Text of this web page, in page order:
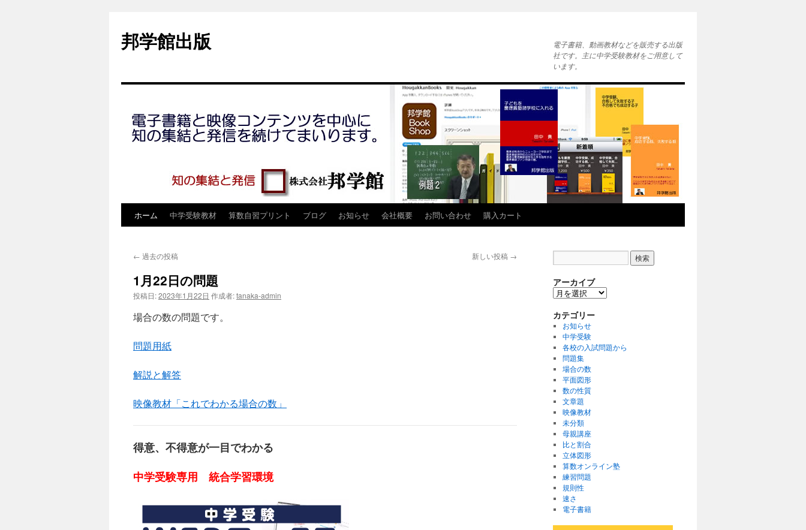
テ
ン
ス
邦学館出版
電子書籍、動画教材などを販売する出版
社です。主に中学受験教材をご用意して
います。
ホーム 中学受験教材 算数自習プリント ブログ お知らせ 会社概要 お問い合わせ 購入カート
← 過去の投稿 新しい投稿 →
1月22日の問題
投稿日:2023年1月22日 作成者:tanaka-admin
場合の数の問題です。
問題用紙
解説と解答
映像教材「これでわかる場合の数」
得意、不得意が一目でわかる
中学受験専用 統合学習環境
アーカイブ
ア
カ
イ
ブ
カテゴリー
お知らせ
中学受験
各校の入試問題から
問題集
場合の数
平面図形
数の性質
文章題
映像教材
未分類
母親講座
比と割合
立体図形
算数オンライン塾
練習問題
規則性
速さ
電子書籍